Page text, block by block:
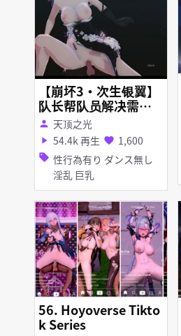
【崩坏3・次生银翼】
队长帮队员解决需求
(ᗜ ˰ ᗜ)​
person 天顶之光
play_arrow 54.4k 再生 favorite 1,600
sell 性行為有り ダンス無し
淫乱 巨乳
56. Hoyoverse Tikto
k Series